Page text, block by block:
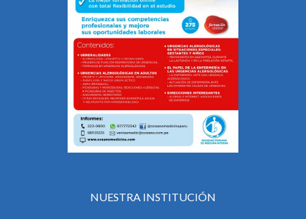
NUESTRA INSTITUCIÓN